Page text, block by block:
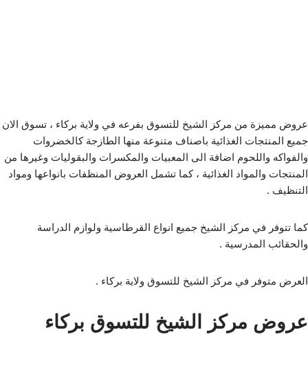
عروض مميزة من مركز الشيخ للتسوق بفرعه في ولاية بركاء ، تسوق الان
جميع المنتجات الغذائية باصناف متنوعة منها الطازجة كالخضروات
والفواكه واللحوم اضافة الى المعبيات والمكسرات والبقوليات وغيرها من
المنتجات والمواد الغذائية ، كما تشمل العروض المنظفات بانواعها ومواد
التنظيف .
كما تتوفر في مركز الشيخ جميع انواع القرطاسية ولوازم الدراسة
والحقائب المدرسية .
العرض متوفر في مركز الشيخ للتسوق ولاية بركاء .
عروض مركز الشيخ للتسوق بركاء